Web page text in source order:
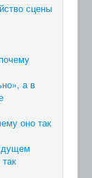
сцены
а в
оно так